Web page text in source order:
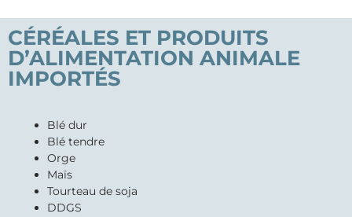
CÉRÉALES ET PRODUITS
D’ALIMENTATION ANIMALE
IMPORTÉS
Blé dur
Blé tendre
Orge
Maïs
Tourteau de soja
DDGS